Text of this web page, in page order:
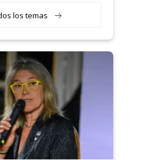
un
en genética y
los temas